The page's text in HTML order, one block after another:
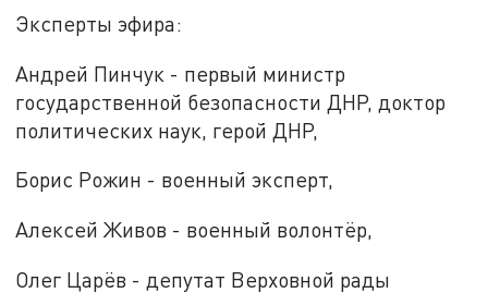
Эксперты эфира:
Андрей Пинчук - первый министр
государственной безопасности ДНР, доктор
политических наук, герой ДНР,
Борис Рожин - военный эксперт,
Алексей Живов - военный волонтёр,
Олег Царёв - депутат Верховной рады